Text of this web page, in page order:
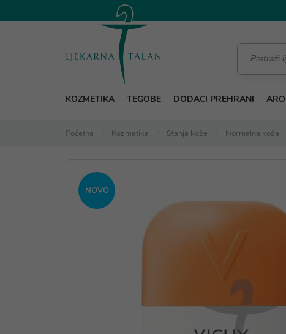
KOZMETIKA TEGOBE DODACI PREHRANI
Početna Kozmetika Stanja kože Normalna koža
NOVO